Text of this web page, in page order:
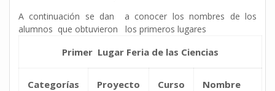
A continuación se dan a conocer los nombres de los
alumnos que obtuvieron los primeros lugares
Primer Lugar Feria de las Ciencias
Categorías Proyecto Curso
Nombre